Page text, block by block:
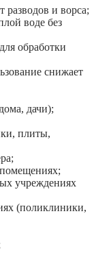
разводов и ворса;
воде без
обработки
снижает
дачи);
плиты,
учреждениях
(поликлиники,